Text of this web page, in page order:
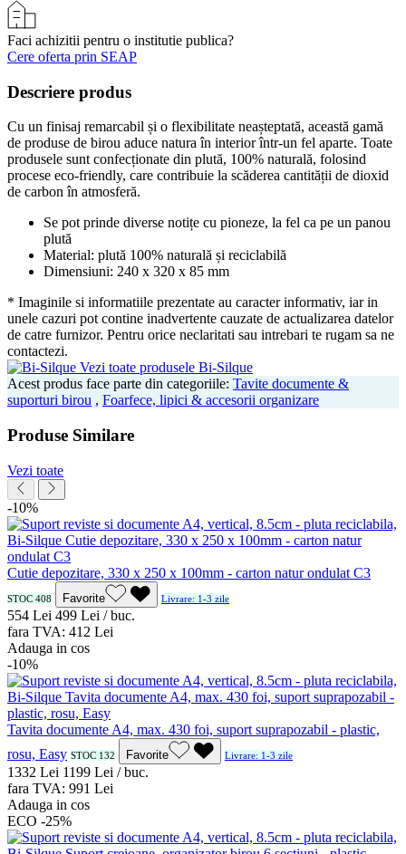
Faci achizitii pentru o institutie publica?
Cere oferta prin SEAP
Descriere produs
Cu un finisaj remarcabil și o flexibilitate neașteptată, această gamă
de produse de birou aduce natura în interior într-un fel aparte. Toate
produsele sunt confecționate din plută, 100% naturală, folosind
procese eco-friendly, care contribuie la scăderea cantității de dioxid
de carbon în atmosferă.
Se pot prinde diverse notițe cu pioneze, la fel ca pe un panou
plută
Material: plută 100% naturală și reciclabilă
Dimensiuni: 240 x 320 x 85 mm
* Imaginile si informatiile prezentate au caracter informativ, iar in
unele cazuri pot contine inadvertente cauzate de actualizarea datelor
de catre furnizor. Pentru orice neclaritati sau intrebari te rugam sa ne
contactezi.
Vezi toate produsele Bi-Silque
Acest produs face parte din categoriile: Tavite documente &
suporturi birou , Foarfece, lipici & accesorii organizare
Produse Similare
Vezi toate
-10%
Cutie depozitare, 330 x 250 x 100mm - carton natur ondulat C3
STOC 408 Favorite Livrare: 1-3 zile
554 Lei 499 Lei / buc.
fara TVA: 412 Lei
Adauga in cos
-10%
Tavita documente A4, max. 430 foi, suport suprapozabil - plastic,
rosu, Easy STOC 132 Favorite Livrare: 1-3 zile
1332 Lei 1199 Lei / buc.
fara TVA: 991 Lei
Adauga in cos
ECO -25%